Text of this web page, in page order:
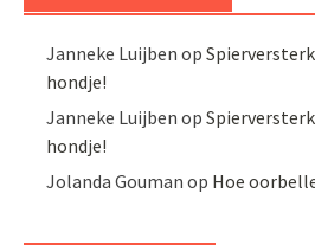
Janneke Luijben op
hondje!
Janneke Luijben op
hondje!
Jolanda Gouman op Hoe